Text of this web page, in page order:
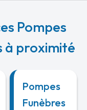
Pompes
à proximité
Pompes
Funèbres